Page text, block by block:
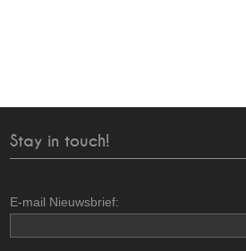
Stay in touch!
E-mail Nieuwsbrief: